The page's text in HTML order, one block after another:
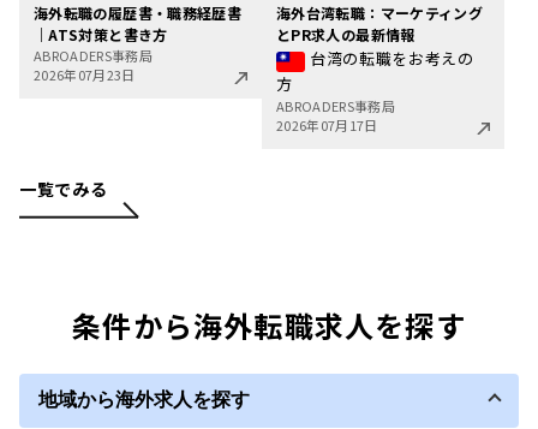
海外転職の履歴書・職務経歴書
｜ATS対策と書き方
ABROADERS事務局
2026年07月23日
海外台湾転職：マーケティング
とPR求人の最新情報
台湾の転職をお考えの
方
ABROADERS事務局
2026年07月17日
一覧でみる
条件から海外転職求人を探す
地域から海外求人を探す